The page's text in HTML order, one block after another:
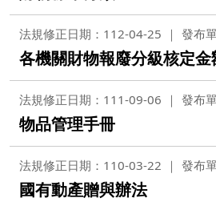
法規修正日期：112-04-25 發布
各機關財物報廢分級核定金
法規修正日期：111-09-06 發布
物品管理手冊
法規修正日期：110-03-22 發布
國有動產贈與辦法